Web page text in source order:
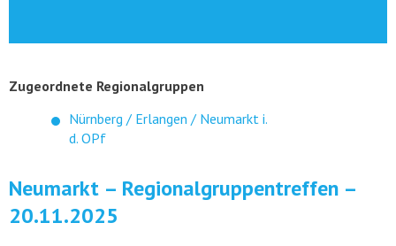
Zugeordnete Regionalgruppen
Nürnberg / Erlangen / Neumarkt i.
d. OPf
Neumarkt – Regionalgruppentreffen –
20.11.2025